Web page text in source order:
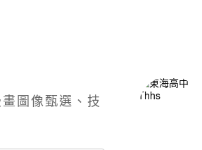
圖像甄選、技